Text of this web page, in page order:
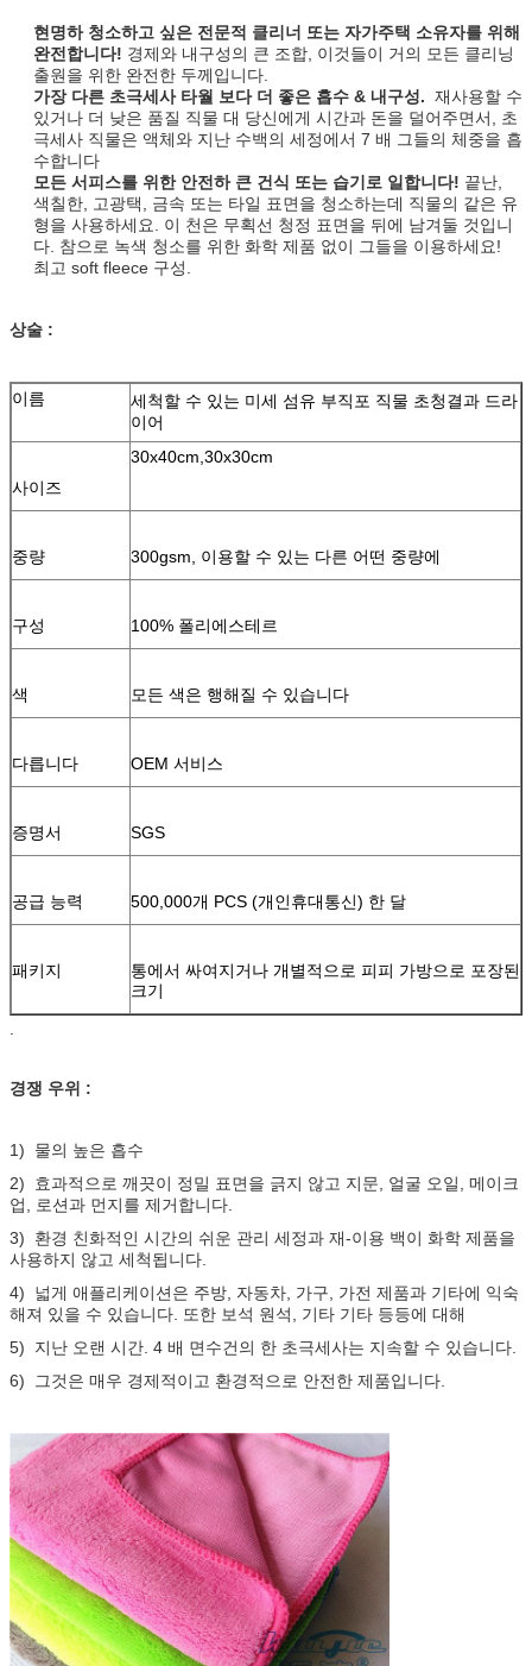
현명하 청소하고 싶은 전문적 클리너 또는 자가주택 소유자를 위해
완전합니다! 경제와 내구성의 큰 조합, 이것들이 거의 모든 클리닝
출원을 위한 완전한 두께입니다.
가장 다른 초극세사 타월 보다 더 좋은 흡수 & 내구성. 재사용할 수
있거나 더 낮은 품질 직물 대 당신에게 시간과 돈을 덜어주면서, 초
극세사 직물은 액체와 지난 수백의 세정에서 7 배 그들의 체중을 흡
수합니다
모든 서피스를 위한 안전하 큰 건식 또는 습기로 일합니다! 끝난,
색칠한, 고광택, 금속 또는 타일 표면을 청소하는데 직물의 같은 유
형을 사용하세요. 이 천은 무획선 청정 표면을 뒤에 남겨둘 것입니
다. 참으로 녹색 청소를 위한 화학 제품 없이 그들을 이용하세요!
최고 soft fleece 구성.
상술 :
이름
세척할 수 있는 미세 섬유 부직포 직물 초청결과 드라
이어
사이즈
30x40cm,30x30cm
중량 300gsm, 이용할 수 있는 다른 어떤 중량에
구성 100% 폴리에스테르
색 모든 색은 행해질 수 있습니다
다릅니다 OEM 서비스
증명서 SGS
공급 능력 500,000개 PCS (개인휴대통신) 한 달
패키지
통에서 싸여지거나 개별적으로 피피 가방으로 포장된
크기
경쟁 우위 :
1) 물의 높은 흡수
2) 효과적으로 깨끗이 정밀 표면을 긁지 않고 지문, 얼굴 오일, 메이크
업, 로션과 먼지를 제거합니다.
3) 환경 친화적인 시간의 쉬운 관리 세정과 재-이용 백이 화학 제품을
사용하지 않고 세척됩니다.
4) 넓게 애플리케이션은 주방, 자동차, 가구, 가전 제품과 기타에 익숙
해져 있을 수 있습니다. 또한 보석 원석, 기타 기타 등등에 대해
5) 지난 오랜 시간. 4 배 면수건의 한 초극세사는 지속할 수 있습니다.
6) 그것은 매우 경제적이고 환경적으로 안전한 제품입니다.